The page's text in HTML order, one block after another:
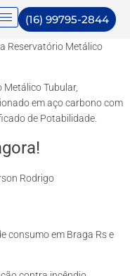
(16) 99795-2844
Reservatório Metálico
Tubular,
em aço carbono com
de Potabilidade.
Rodrigo
consumo em Braga Rs e